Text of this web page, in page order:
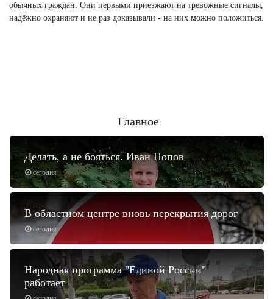
обычных граждан. Они первыми приезжают на тревожные сигналы,
надёжно охраняют и не раз доказывали - на них можно положиться.
Главное
сегодня
Делать, а не бояться. Иван Попов
сегодня
В областном центре вновь перекрытия дорог
Народная программа "Единой России"
работает